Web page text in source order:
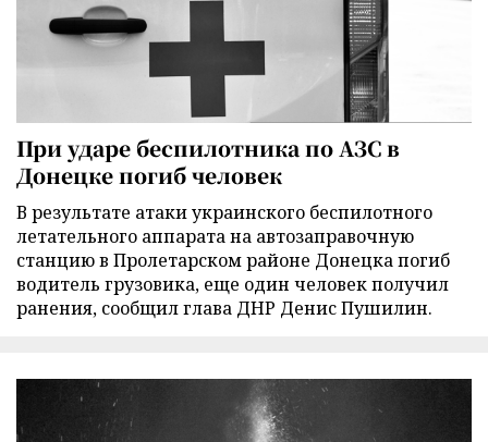
При ударе беспилотника по АЗС в
Донецке погиб человек
В результате атаки украинского беспилотного
летательного аппарата на автозаправочную
станцию в Пролетарском районе Донецка погиб
водитель грузовика, еще один человек получил
ранения, сообщил глава ДНР Денис Пушилин.